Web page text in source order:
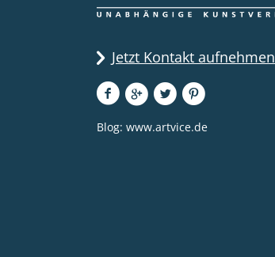
Jetzt Kontakt aufnehmen
Blog: www.artvice.de